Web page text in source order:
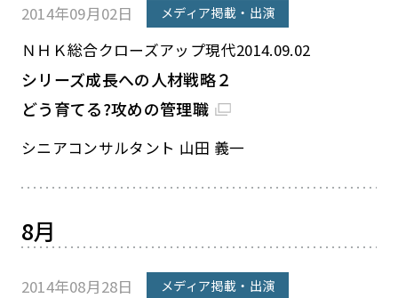
2014年09月02日 メディア掲載・出演
ＮＨＫ総合クローズアップ現代2014.09.02
シリーズ成長への人材戦略２
どう育てる?攻めの管理職
シニアコンサルタント 山田 義一
8月
2014年08月28日 メディア掲載・出演